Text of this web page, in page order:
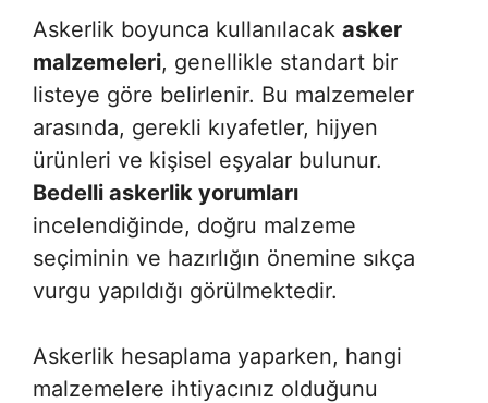
Askerlik boyunca kullanılacak asker
malzemeleri, genellikle standart bir
listeye göre belirlenir. Bu malzemeler
arasında, gerekli kıyafetler, hijyen
ürünleri ve kişisel eşyalar bulunur.
Bedelli askerlik yorumları
incelendiğinde, doğru malzeme
seçiminin ve hazırlığın önemine sıkça
vurgu yapıldığı görülmektedir.
Askerlik hesaplama yaparken, hangi
malzemelere ihtiyacınız olduğunu